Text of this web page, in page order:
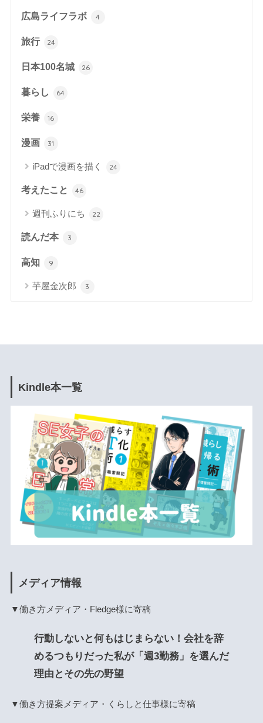
広島ライフラボ 4
旅行 24
日本100名城 26
暮らし 64
栄養 16
漫画 31
iPadで漫画を描く 24
考えたこと 46
週刊ふりにち 22
読んだ本 3
高知 9
芋屋金次郎 3
Kindle本一覧
メディア情報
▼働き方メディア・Fledge様に寄稿
行動しないと何もはじまらない！会社を辞
めるつもりだった私が「週3勤務」を選んだ
理由とその先の野望
▼働き方提案メディア・くらしと仕事様に寄稿